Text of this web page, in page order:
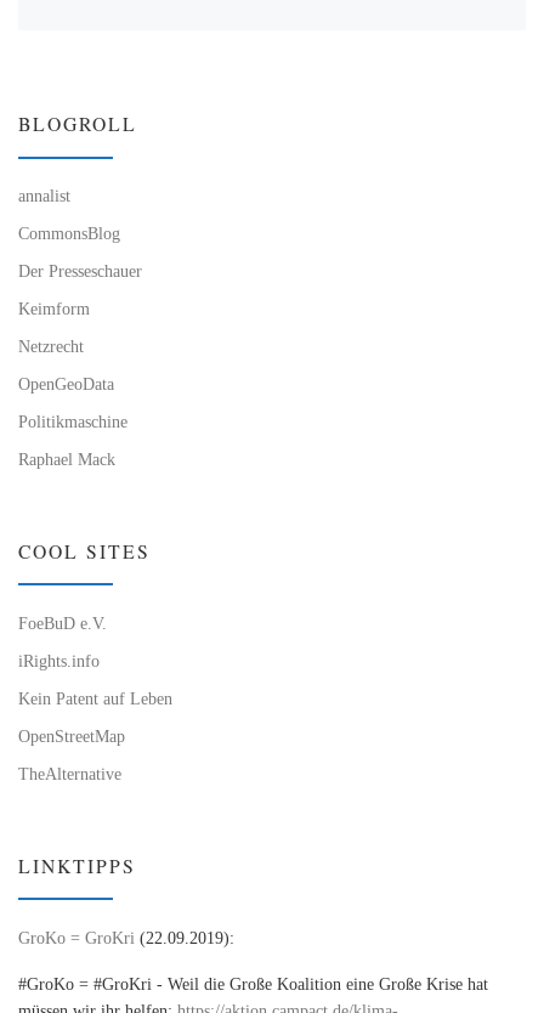
BLOGROLL
annalist
CommonsBlog
Der Presseschauer
Keimform
Netzrecht
OpenGeoData
Politikmaschine
Raphael Mack
COOL SITES
FoeBuD e.V.
iRights.info
Kein Patent auf Leben
OpenStreetMap
TheAlternative
LINKTIPPS
GroKo = GroKri (22.09.2019):
#GroKo = #GroKri - Weil die Große Koalition eine Große Krise hat